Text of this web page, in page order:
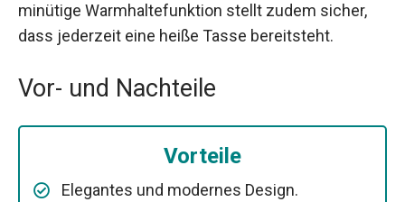
minütige Warmhaltefunktion stellt zudem sicher,
dass jederzeit eine heiße Tasse bereitsteht.
Vor- und Nachteile
Vorteile
Elegantes und modernes Design.